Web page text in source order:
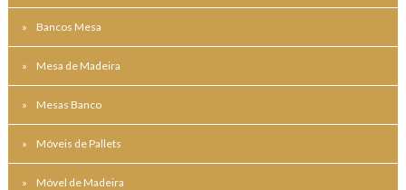
Bancos Mesa
Mesa de Madeira
Mesas Banco
Móveis de Pallets
Móvel de Madeira